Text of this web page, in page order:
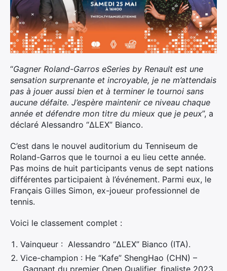
“Gagner Roland-Garros eSeries by Renault est une
sensation surprenante et incroyable, je ne m’attendais
pas à jouer aussi bien et à terminer le tournoi sans
aucune défaite. J’espère maintenir ce niveau chaque
année et défendre mon titre du mieux que je peux”, a
déclaré Alessandro “ΔLEX” Bianco.
C’est dans le nouvel auditorium du Tenniseum de
Roland-Garros que le tournoi a eu lieu cette année.
Pas moins de huit participants venus de sept nations
différentes participaient à l’événement. Parmi eux, le
Français Gilles Simon, ex-joueur professionnel de
tennis.
Voici le classement complet :
Vainqueur : Alessandro “ΔLEX” Bianco (ITA).
Vice-champion : He “Kafe” ShengHao (CHN) –
Gagnant du premier Open Qualifier, finaliste 2023